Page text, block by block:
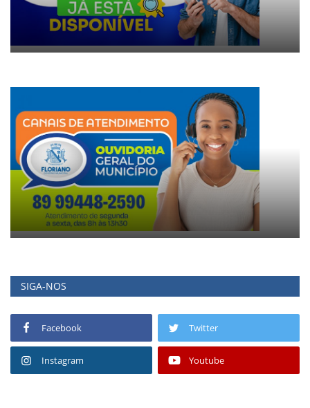
SIGA-NOS
Facebook Twitter
Instagram Youtube